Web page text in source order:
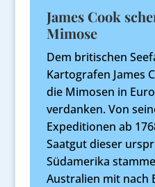
James Cook
Mimose
Dem britischen
Kartografen James
die Mimosen in
verdanken. Von
Expeditionen ab
Saatgut dieser
Südamerika
Australien mit nach